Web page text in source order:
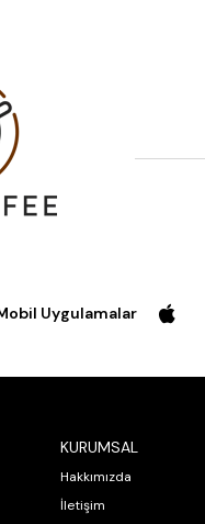
Uygulamalar
KURUMSAL
Hakkımızda
İletişim